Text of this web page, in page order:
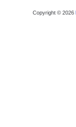
Copyright © 2026